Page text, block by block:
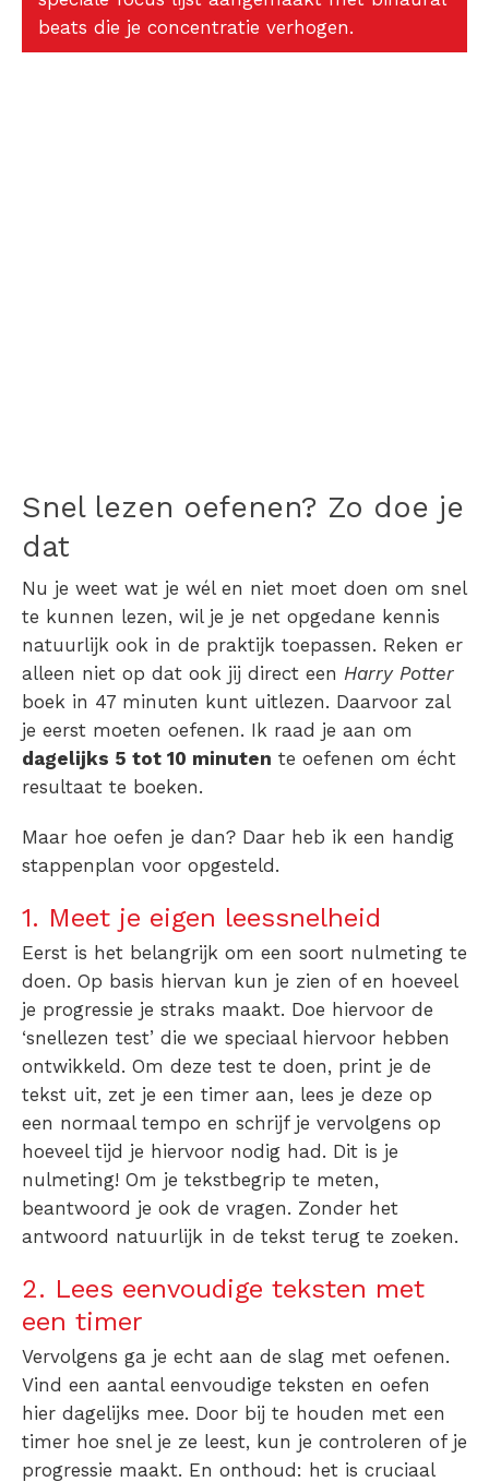
beats die je concentratie verhogen.
Snel lezen oefenen? Zo doe je
dat
Nu je weet wat je wél en niet moet doen om snel
te kunnen lezen, wil je je net opgedane kennis
natuurlijk ook in de praktijk toepassen. Reken er
alleen niet op dat ook jij direct een Harry Potter
boek in 47 minuten kunt uitlezen. Daarvoor zal
je eerst moeten oefenen. Ik raad je aan om
dagelijks 5 tot 10 minuten te oefenen om écht
resultaat te boeken.
Maar hoe oefen je dan? Daar heb ik een handig
stappenplan voor opgesteld.
1. Meet je eigen leessnelheid
Eerst is het belangrijk om een soort nulmeting te
doen. Op basis hiervan kun je zien of en hoeveel
je progressie je straks maakt. Doe hiervoor de
‘snellezen test’ die we speciaal hiervoor hebben
ontwikkeld. Om deze test te doen, print je de
tekst uit, zet je een timer aan, lees je deze op
een normaal tempo en schrijf je vervolgens op
hoeveel tijd je hiervoor nodig had. Dit is je
nulmeting! Om je tekstbegrip te meten,
beantwoord je ook de vragen. Zonder het
antwoord natuurlijk in de tekst terug te zoeken.
2. Lees eenvoudige teksten met
een timer
Vervolgens ga je echt aan de slag met oefenen.
Vind een aantal eenvoudige teksten en oefen
hier dagelijks mee. Door bij te houden met een
timer hoe snel je ze leest, kun je controleren of je
progressie maakt. En onthoud: het is cruciaal